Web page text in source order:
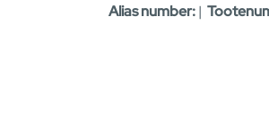
Alias number:|